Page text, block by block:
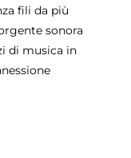
fili da più
sonora
di musica in